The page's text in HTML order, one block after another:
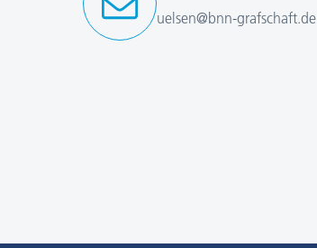
uelsen@bnn-grafschaft.de